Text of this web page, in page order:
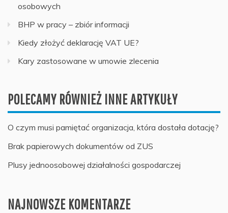
osobowych
BHP w pracy – zbiór informacji
Kiedy złożyć deklarację VAT UE?
Kary zastosowane w umowie zlecenia
POLECAMY RÓWNIEŻ INNE ARTYKUŁY
O czym musi pamiętać organizacja, która dostała dotację?
Brak papierowych dokumentów od ZUS
Plusy jednoosobowej działalności gospodarczej
NAJNOWSZE KOMENTARZE